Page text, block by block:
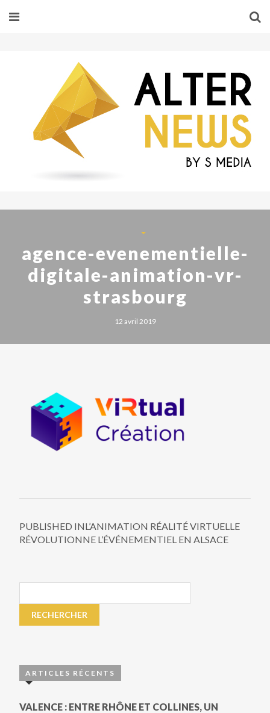
agence-evenementielle-
digitale-animation-vr-
strasbourg
12 avril 2019
PUBLISHED INL’ANIMATION RÉALITÉ VIRTUELLE
RÉVOLUTIONNE L’ÉVÉNEMENTIEL EN ALSACE
ARTICLES RÉCENTS
VALENCE : ENTRE RHÔNE ET COLLINES, UN